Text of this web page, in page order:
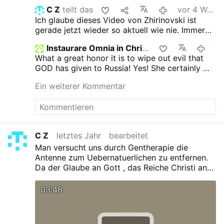
C Z teilt das
vor 4 Wochen
Ich glaube dieses Video von Zhirinovski ist
gerade jetzt wieder so aktuell wie nie. Immer
frage ich mich schon wie die es jetzt wieder
fertig bringen das Feuer wieder anzuzuenden.
Dazu passend: der James Bond Film "Man lebt
Instaurare Omnia in Christo
What a great honor it is to wipe out evil that
GOD has given to Russia! Yes! She certainly will
Because GOD provided them with the most
advanced weapons on earth to do it.
Ein weiterer Kommentar
C Z letztes Jahr
bearbeitet
Man versucht uns durch Gentherapie die
Antenne zum Uebernatuerlichen zu entfernen.
Da der Glaube an Gott , das Reiche Christi and
hier nicht zu Hause sind, und dies uns Kraft
natuerlich zwanghaft diese Verbindung "nach
03:48